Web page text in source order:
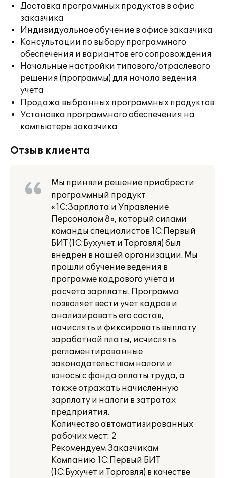
Доставка программных продуктов в офис
заказчика
Индивидуальное обучение в офисе заказчика
Консультации по выбору программного
обеспечения и вариантов его сопровождения
Начальные настройки типового/отраслевого
решения (программы) для начала ведения
учета
Продажа выбранных программных продуктов
Установка программного обеспечения на
компьютеры заказчика
Отзыв клиента
Мы приняли решение приобрести
программный продукт
«1С:Зарплата и Управление
Персоналом 8», который силами
команды специалистов 1С:Первый
БИТ (1С:Бухучет и Торговля) был
внедрен в нашей организации. Мы
прошли обучение ведения в
программе кадрового учета и
расчета зарплаты. Программа
позволяет вести учет кадров и
анализировать его состав,
начислять и фиксировать выплату
заработной платы, исчислять
регламентированные
законодательством налоги и
взносы с фонда оплаты труда, а
также отражать начисленную
зарплату и налоги в затратах
предприятия.
Количество автоматизированных
рабочих мест: 2
Рекомендуем Заказчикам
Компанию 1С:Первый БИТ
(1С:Бухучет и Торговля) в качестве